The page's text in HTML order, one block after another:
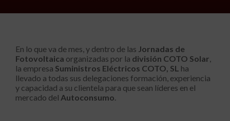
En lo que va de mes, y dentro de las Jornadas de
Fotovoltaica organizadas por la división COTO Solar,
la empresa Suministros Eléctricos COTO, SL ha
llevado a todas sus delegaciones formación, experiencia
y capacidad a su clientela para que sean líderes en el
mercado del Autoconsumo.